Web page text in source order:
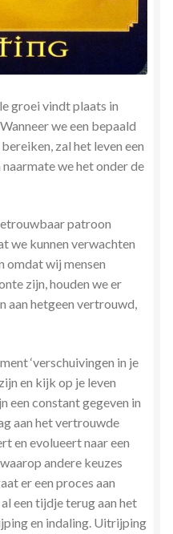
17 Archeia en hun
groei vindt plaats in
we een bepaald
zal het leven een
we het onder de
patroon
we kunnen verwachten
omdat wij mensen
zijn, houden we er
aan hetgeen vertrouwd,
‘verschuivingen in je
en kijk op je leven
een constant gegeven in
aan het vertrouwde
en evolueert naar een
andere keuzes
er een proces aan
een tijdje terug aan het
en indaling. Uitrijping